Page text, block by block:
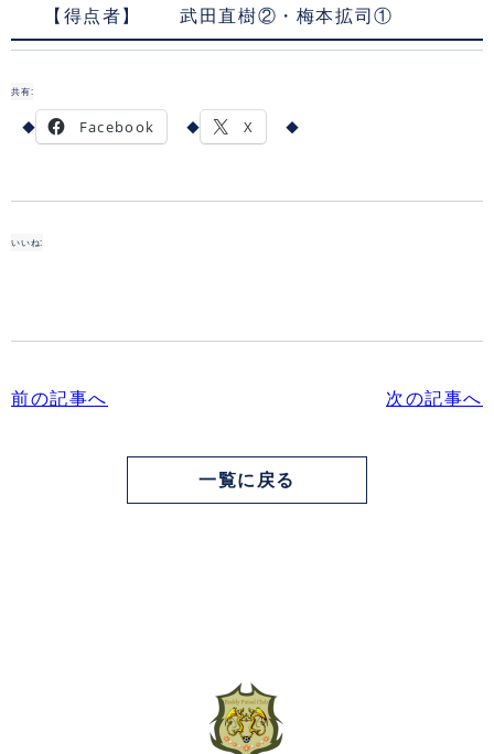
【得点者】 武田直樹②・梅本拡司①
共有:
Facebook X
いいね:
前の記事へ 次の記事へ
一覧に戻る